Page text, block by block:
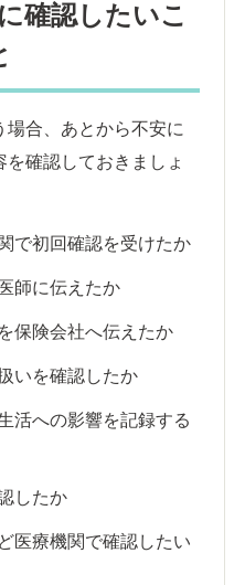
確認したいこ
合、あとから不安に
確認しておきましょ
で初回確認を受けたか
師に伝えたか
保険会社へ伝えたか
いを確認したか
活への影響を記録する
したか
医療機関で確認したい